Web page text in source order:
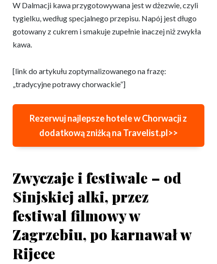
W Dalmacji kawa przygotowywana jest w dżezwie, czyli
tygielku, według specjalnego przepisu. Napój jest długo
gotowany z cukrem i smakuje zupełnie inaczej niż zwykła
kawa.
[link do artykułu zoptymalizowanego na frazę:
„tradycyjne potrawy chorwackie”]
Rezerwuj najlepsze hotele w Chorwacji z
dodatkową zniżką na Travelist.pl>>
Zwyczaje i festiwale – od
Sinjskiej alki, przez
festiwal filmowy w
Zagrzebiu, po karnawał w
Rijece